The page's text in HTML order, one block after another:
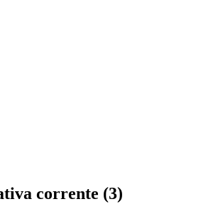
corrente (3)